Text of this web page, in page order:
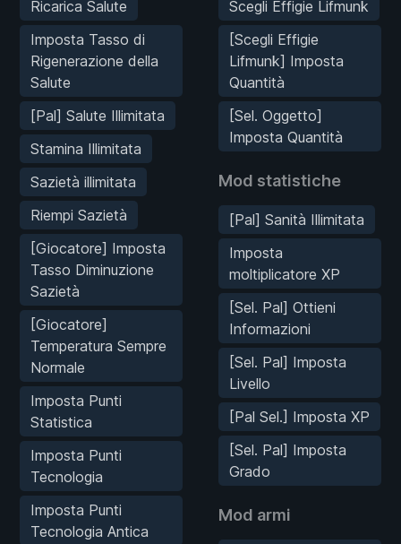
Ricarica Salute
Imposta Tasso di
Rigenerazione della
Salute
[Pal] Salute Illimitata
Stamina Illimitata
Sazietà illimitata
Riempi Sazietà
[Giocatore] Imposta
Tasso Diminuzione
Sazietà
[Giocatore]
Temperatura Sempre
Normale
Imposta Punti
Statistica
Imposta Punti
Tecnologia
Imposta Punti
Tecnologia Antica
Scegli Effigie Lifmunk
[Scegli Effigie
Lifmunk] Imposta
Quantità
[Sel. Oggetto]
Imposta Quantità
Mod statistiche
[Pal] Sanità Illimitata
Imposta
moltiplicatore XP
[Sel. Pal] Ottieni
Informazioni
[Sel. Pal] Imposta
Livello
[Pal Sel.] Imposta XP
[Sel. Pal] Imposta
Grado
Mod armi